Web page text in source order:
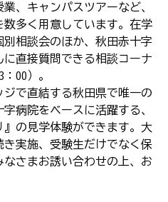
、キャンパスツアーなど、
多く用意しています。在学
相談会のほか、秋田赤十字
直接質問できる相談コーナ
00）。
で直結する秋田県で唯一の
病院をベースに活躍する、
の見学体験ができます。大
実施、受験生だけでなく保
さまお誘い合わせの上、お